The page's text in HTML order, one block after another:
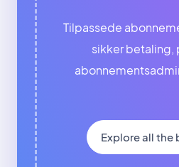
Tilpassede
sikker betaling,
Explore all the